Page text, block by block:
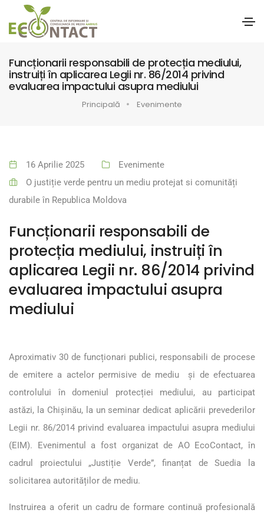
Funcționarii responsabili de protecția mediului,
instruiți în aplicarea Legii nr. 86/2014 privind
evaluarea impactului asupra mediului
Principală Evenimente
16 Aprilie 2025
Evenimente
O justiție verde pentru un mediu protejat si comunități
durabile în Republica Moldova
Funcționarii responsabili de
protecția mediului, instruiți în
aplicarea Legii nr. 86/2014 privind
evaluarea impactului asupra
mediului
Aproximativ 30 de funcționari publici, responsabili de procese
de emitere a actelor permisive de mediu și de efectuarea
controlului în domeniul protecției mediului, au participat
astăzi, la Chișinău, la un seminar dedicat aplicării prevederilor
Legii nr. 86/2014 privind evaluarea impactului asupra mediului
(EIM). Evenimentul a fost organizat de AO EcoContact, în
cadrul proiectului „Justiție Verde”, finanțat de Suedia la
solicitarea autorităților de mediu.
Instruirea a oferit un cadru de formare continuă profesională